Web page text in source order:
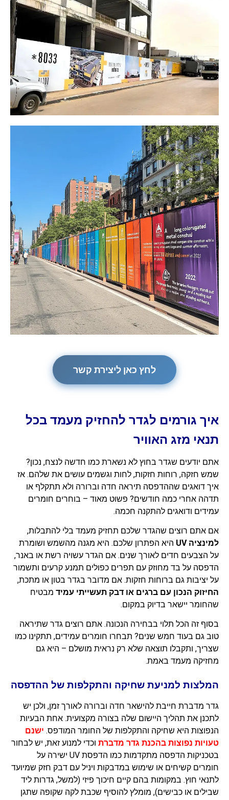
לחץ כאן ליצירת קשר
איך גורמים לגדר להחזיק מעמד בכל
תנאי מזג האוויר
אתם יודעים שגדר בחוץ לא נשארת כמו חדשה לנצח, נכון?
שמש חזקה, רוחות חזקות, לחות וגשמים עושים את שלהם. אז
איך דואגים שההדפסה תיראה חדה וברורה ולא תתקלף או
תדהה אחרי כמה חודשים? פשוט מאוד – בוחרים חומרים
עמידים ודואגים להתקנה חכמה.
אם אתם רוצים שהגדר שלכם תחזיק מעמד בלי להתבלות,
למינציה UV
היא הפתרון שלכם. היא מגנה מהשמש ושומרת
על הצבעים חדים לאורך שנים. אם הגדר עשויה רשת או באנר,
הדפסה על בד מחוזק עם תפרים כפולים תמנע קרעים ותשמור
על יציבות גם ברוחות חזקות. אם מדובר בגדר בטון או מתכת,
החיזוק הנכון עם ברגים או דבק תעשייתי עמיד מבטיח
שהחומר יישאר בדיוק במקום.
בסוף זה הכל תלוי בבחירה הנכונה. אתם רוצים גדר שתיראה
טוב גם בעוד חמש שנים? תבחרו חומרים עמידים, תתקינו כמו
שצריך, ותקבלו תוצאה שלא רק נראית מושלם – היא גם
מחזיקה מעמד באמת.
המלצות למניעת שחיקה והתקלפות של ההדפסה
גדר מדברת חייבת להישאר חדה וברורה לאורך זמן, ולכן יש
לתכנן את תהליך היישום שלה בצורה מקצועית. אחת הבעיות
הנפוצות היא שחיקה והתקלפות של החומר המודפס. ישנם
טעויות נפוצות בהכנת גדר מדברת וכדי למנוע זאת, יש לבחור
בטכניקות הדפסה מתקדמות כמו הדפסת UV ישירה על
חומרים קשיחים או שימוש במדבקות ויניל עם דבק חזק שמיועד
לתנאי חוץ. במקומות בהם קיים חיכוך פיזי (למשל, גדרות ליד
שבילים או כבישים), מומלץ להוסיף שכבת לקה שקופה שתגן